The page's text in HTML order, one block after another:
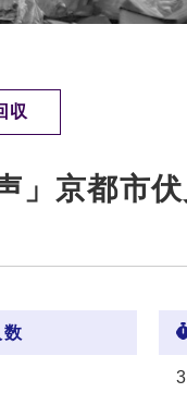
収
」京都市
数